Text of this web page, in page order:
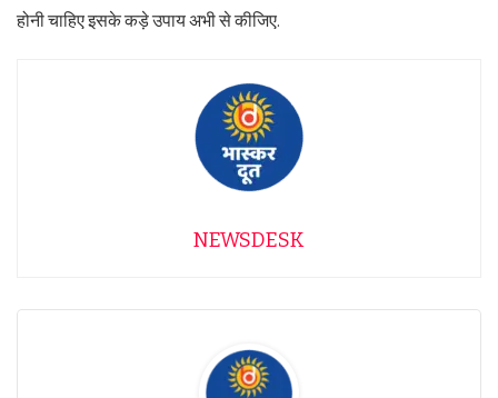
होनी चाहिए इसके कड़े उपाय अभी से कीजिए.
NEWSDESK